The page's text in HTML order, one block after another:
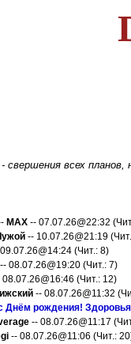
всех планов,
MAX -- 07.07.26@22:32
-- 10.07.26@21:19
(Чит.: 8)
-- 08.07.26@19:20 (Чит.: 7)
08.07.26@16:46 (Чит.: 12)
-- 08.07.26@11:32
Днём рождения! Здоровья
-- 08.07.26@11:17
-- 08.07.26@11:06 (Чит.: